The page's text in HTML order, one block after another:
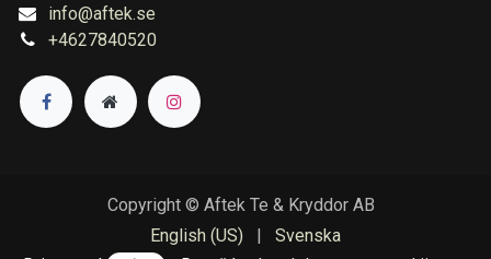
info@aftek.se
+4627840520
Copyright © Aftek Te & Kryddor AB
English (US)
|
Svenska